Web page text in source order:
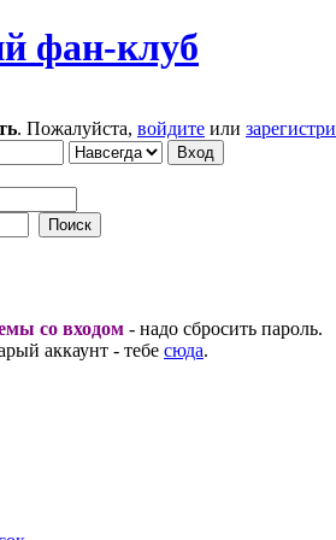
. Пожалуйста, войдите или
со входом - надо сбросить пароль.
аккаунт - тебе сюда.